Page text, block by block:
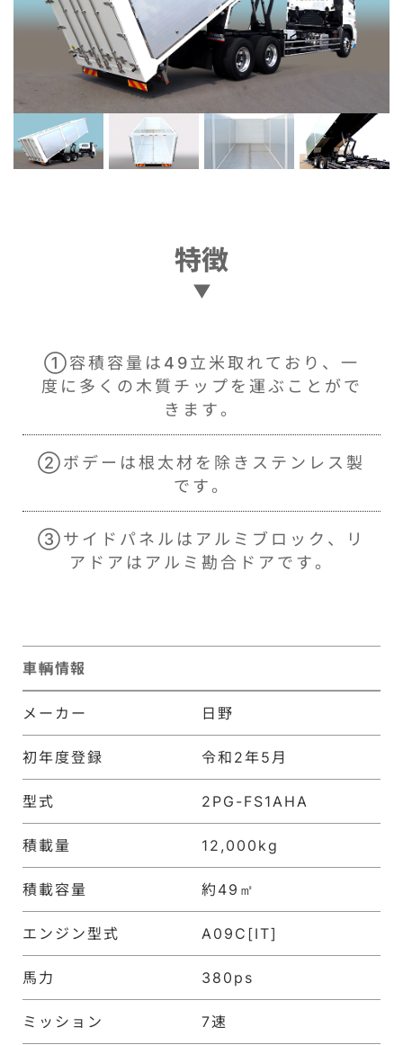
特徴
①容積容量は49立米取れており、一
度に多くの木質チップを運ぶことがで
きます。
②ボデーは根太材を除きステンレス製
です。
③サイドパネルはアルミブロック、リ
アドアはアルミ勘合ドアです。
車輌情報
メーカー 日野
初年度登録 令和2年5月
型式 2PG-FS1AHA
積載量 12,000kg
積載容量 約49㎡
エンジン型式 A09C[IT]
馬力 380ps
ミッション 7速